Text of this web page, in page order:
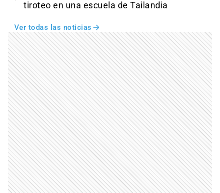
tiroteo en una escuela de Tailandia
Ver todas las noticias